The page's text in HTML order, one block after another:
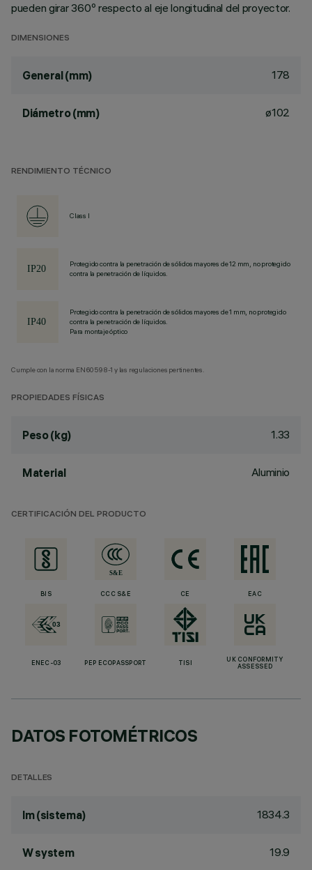
pueden girar 360º respecto al eje longitudinal del proyector.
DIMENSIONES
General (mm) 178
Diámetro (mm) ø102
RENDIMIENTO TÉCNICO
Class I
Protegido contra la penetración de sólidos mayores de 12 mm, no protegido
contra la penetración de líquidos.
Protegido contra la penetración de sólidos mayores de 1 mm, no protegido
contra la penetración de líquidos.
Para montaje óptico
Cumple con la norma EN60598-1 y las regulaciones pertinentes.
PROPIEDADES FÍSICAS
Peso (kg) 1.33
Material Aluminio
CERTIFICACIÓN DEL PRODUCTO
BIS CCC S&E CE EAC
ENEC-03 PEP ECOPASSPORT TISI
UK CONFORMITY
ASSESSED
DATOS FOTOMÉTRICOS
DETALLES
lm (sistema) 1834.3
W system 19.9